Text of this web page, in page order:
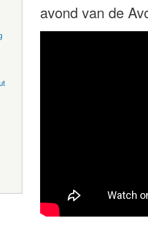
avond van de